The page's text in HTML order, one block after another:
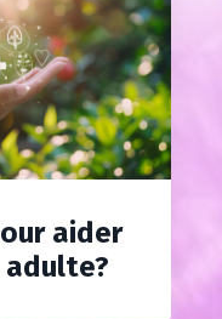
aider